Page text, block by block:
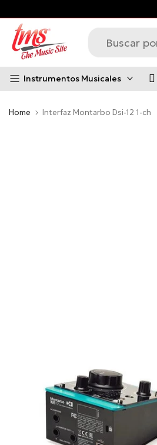
contenido
Instrumentos Musicales
Home Interfaz Montarbo Dsi-12 1-ch